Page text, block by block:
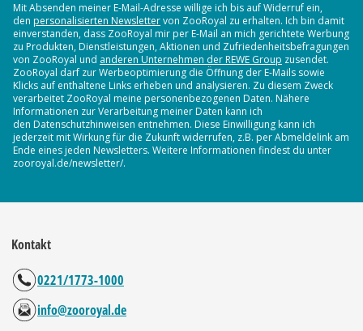
Mit Absenden meiner E-Mail-Adresse willige ich bis auf Widerruf ein,
den personalisierten Newslettervon ZooRoyal zu erhalten. Ich bin damit
einverstanden, dass ZooRoyal mir per E-Mail an mich gerichtete Werbung
zu Produkten, Dienstleistungen, Aktionen und Zufriedenheitsbefragungen
von ZooRoyal und anderen Unternehmen der REWE Group zusendet.
ZooRoyal darf zur Werbeoptimierung die Öffnung der E-Mails sowie
Klicks auf enthaltene Links erheben und analysieren. Zu diesem Zweck
verarbeitet ZooRoyal meine personenbezogenen Daten. Nähere
Informationen zur Verarbeitung meiner Daten kann ich
den Datenschutzhinweisen entnehmen. Diese Einwilligung kann ich
jederzeit mit Wirkung für die Zukunft widerrufen, z.B. per Abmeldelink am
Ende eines jeden Newsletters. Weitere Informationen findest du unter
zooroyal.de/newsletter/.
Kontakt
0221/1773-1000
info@zooroyal.de